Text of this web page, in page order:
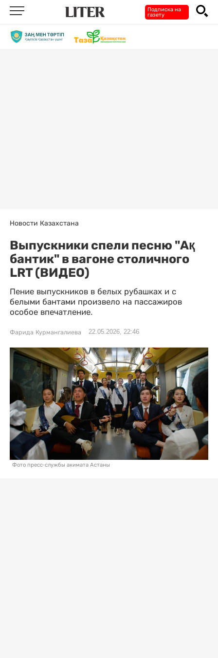
Подписка на
газету
Новости Казахстана
Выпускники спели песню "Ақ
бантик" в вагоне столичного
LRT (ВИДЕО)
Пение выпускников в белых рубашках и с
белыми бантами произвело на пассажиров
особое впечатление.
Фарида Курмангалиева 22.05.2026, 22:46
Фото пресс-службы акимата Астаны